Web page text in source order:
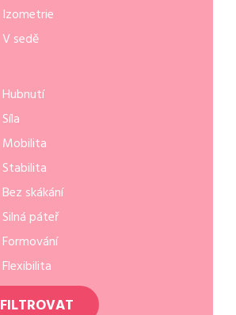
Izometrie
V sedě
Hubnutí
Síla
Mobilita
Stabilita
Bez skákání
Silná páteř
Formování
Flexibilita
FILTROVAT